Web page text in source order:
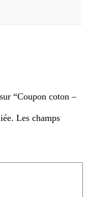
“Coupon coton –
Les champs